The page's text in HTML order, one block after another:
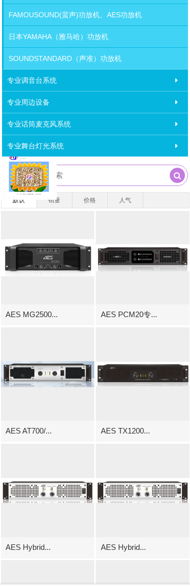
FAMOUSOUND(蜚声)功放机、AES功放机
日本YAMAHA（雅马哈）功放机
SOUNDSTANDARD（声准）功放机
专业调音台系统
专业周边设备
专业话筒麦克风系统
专业舞台灯光系统
默认 销量 价格 人气
AES MG2500... AES PCM20专...
AES AT700/... AES TX1200...
AES Hybrid... AES Hybrid...
南京弘音音响